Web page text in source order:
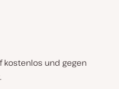
kostenlos und gegen